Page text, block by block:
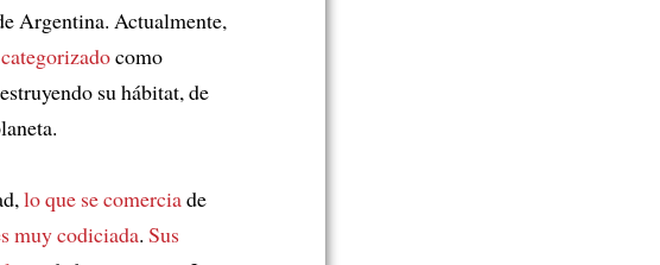
Argentina. Actualmente,
como
su hábitat, de
lo que se comerciade
muy codiciada. Sus